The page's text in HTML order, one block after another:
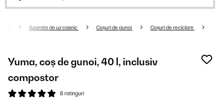
Aparate de uz casnic Coșuri de gunoi Coșuri de reciclare
Yuma, coș de gunoi, 40 l, inclusiv
compostor
8 ratinguri